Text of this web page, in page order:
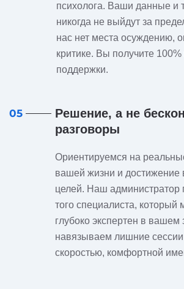
психолога. Ваши данные и
никогда не выйдут за
нас нет места осуждению,
критике. Вы получите
поддержки.
05
Решение, а не
разговоры
Ориентируемся на
вашей жизни и достижение
целей. Наш администратор
того специалиста, который
глубоко экспертен в вашем
навязываем лишние
скоростью, комфортной